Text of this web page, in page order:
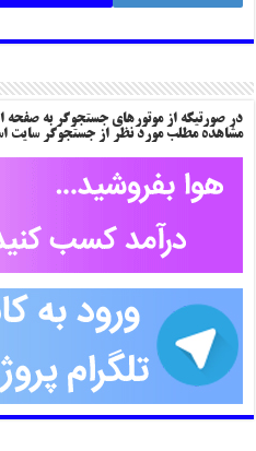
در صورتیکه از موتورهای جستجوگر به
مشاهده مطلب مورد نظر از جستجوگر سایت